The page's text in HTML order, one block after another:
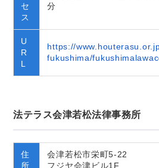
セ
ス
分
U
R
L
https://
fukushima/
法テラス会津若松法律事務所
住
所
会津若松市栄町5-22
フジヤ会津ビル1F